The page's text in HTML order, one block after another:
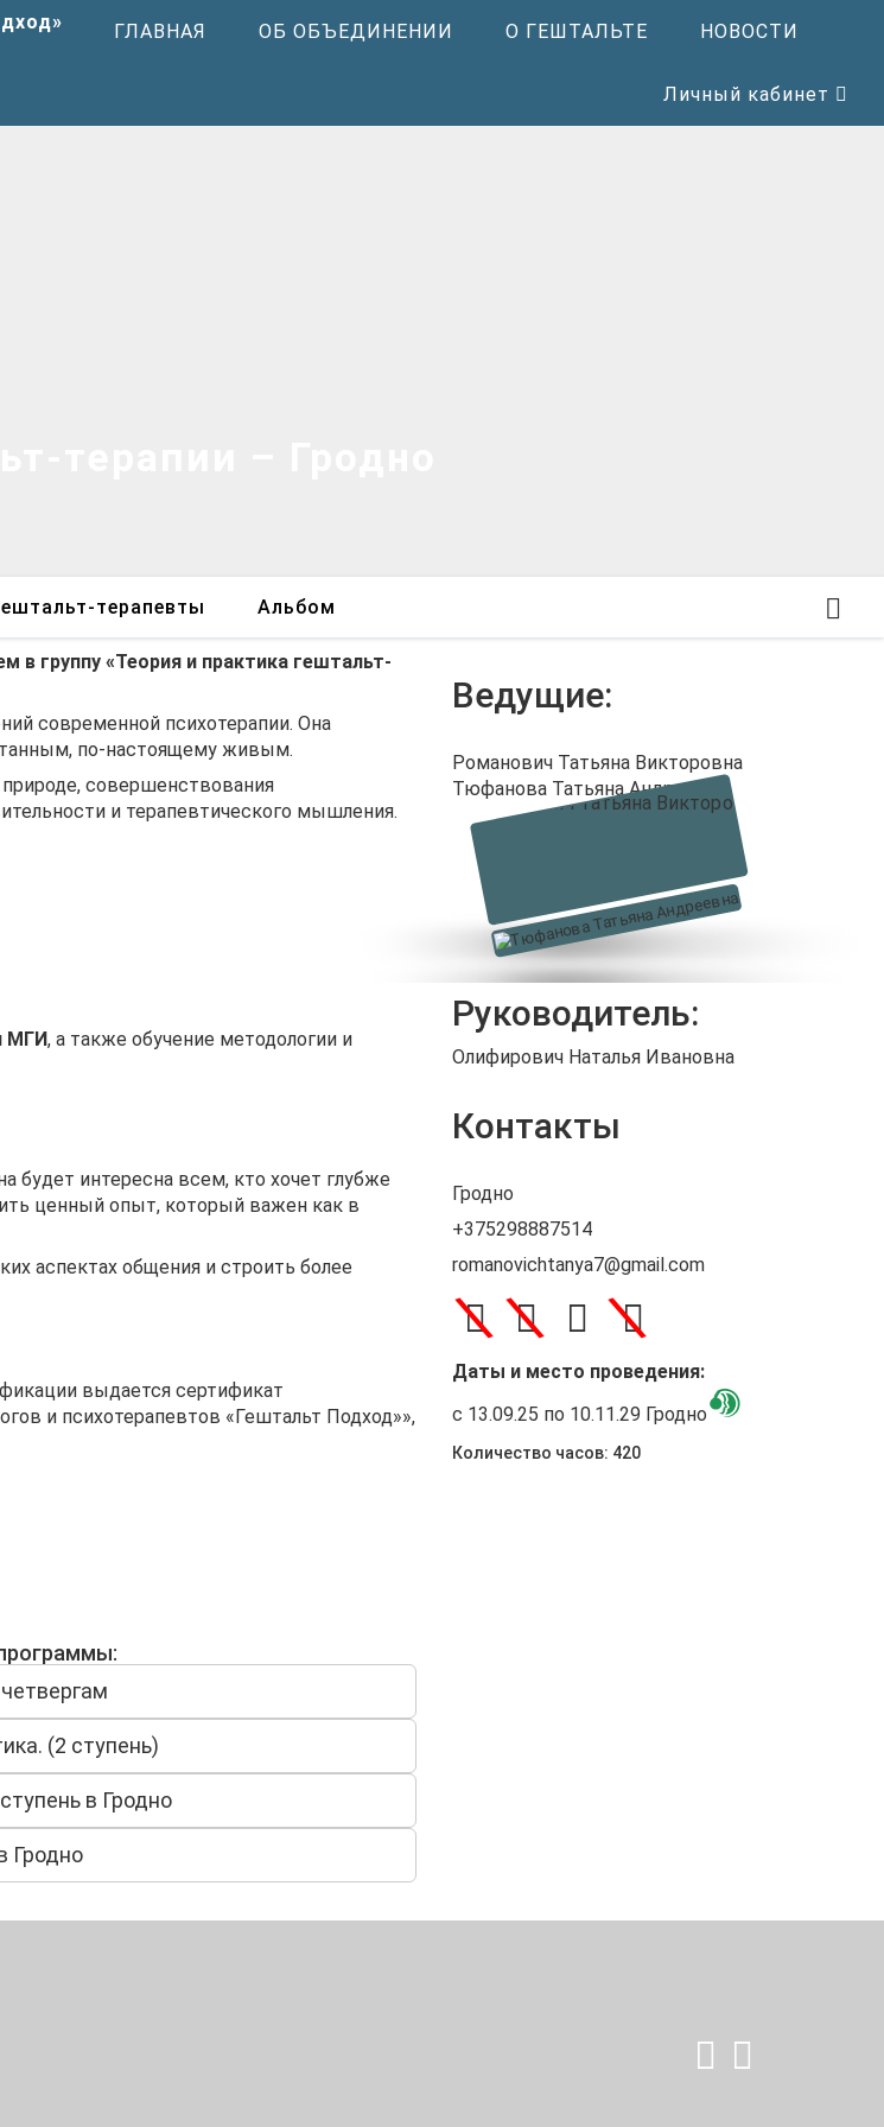
ГЛАВНАЯ ОБ ОБЪЕДИНЕНИИ О ГЕШТАЛЬТЕ НОВОСТИ
Личный кабинет
терапевты Альбом
в группу «Теория и практика гештальт-
современной психотерапии. Она
по-настоящему живым.
природе, совершенствования
и терапевтического мышления.
МГИ, а также обучение методологии и
будет интересна всем, кто хочет глубже
ценный опыт, который важен как в
аспектах общения и строить более
выдается сертификат
и психотерапевтов «Гештальт Подход»»,
(2 ступень)
в Гродно
Гродно
Ведущие:
Романович Татьяна Викторовна
Тюфанова Татьяна Андреевна
Руководитель:
Олифирович Наталья Ивановна
Контакты
Гродно
+375298887514
romanovichtanya7@gmail.com
\\ \
Даты и место проведения:
с 13.09.25 по 10.11.29 Гродно
Количество часов: 420